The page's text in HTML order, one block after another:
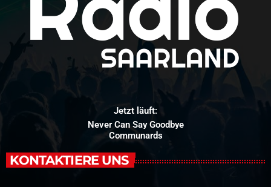
Jetzt läuft:
Never Can Say Goodbye
Communards
KONTAKTIERE UNS